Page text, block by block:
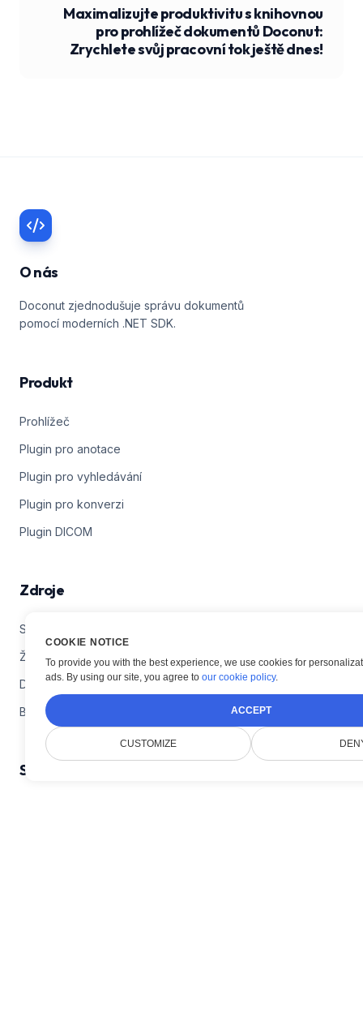
Maximalizujte produktivitu s knihovnou
pro prohlížeč dokumentů Doconut:
Zrychlete svůj pracovní tok ještě dnes!
O nás
Doconut zjednodušuje správu dokumentů
pomocí moderních .NET SDK.
Produkt
Prohlížeč
Plugin pro anotace
Plugin pro vyhledávání
Plugin pro konverzi
Plugin DICOM
Zdroje
Stáhnout
Živé ukázky
Dokumentace
Blog
Společnost
COOKIE NOTICE
To provide you with the best experience, we use cookies for
ads. By using our site, you agree to our cookie policy.
ACCEPT
CUSTOMIZE